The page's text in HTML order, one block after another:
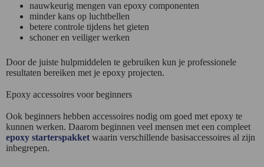
nauwkeurig mengen van epoxy componenten
minder kans op luchtbellen
betere controle tijdens het gieten
schoner en veiliger werken
Door de juiste hulpmiddelen te gebruiken kun je professionele
resultaten bereiken met je epoxy projecten.
Epoxy accessoires voor beginners
Ook beginners hebben accessoires nodig om goed met epoxy te
kunnen werken. Daarom beginnen veel mensen met een compleet
epoxy starterspakket waarin verschillende basisaccessoires al zijn
inbegrepen.